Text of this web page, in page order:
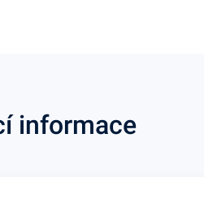
informace